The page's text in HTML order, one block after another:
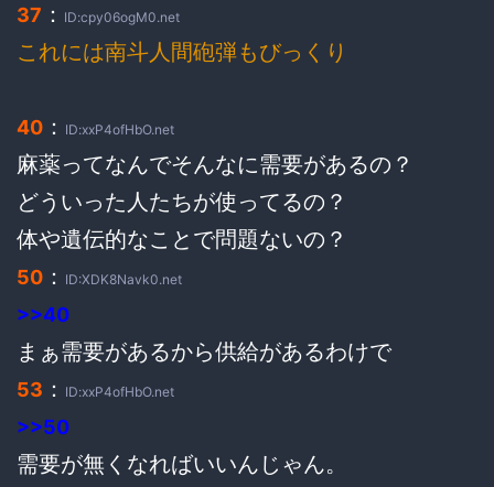
37 ： ID:cpy06ogM0.net
これには南斗人間砲弾もびっくり
40 ： ID:xxP4ofHbO.net
麻薬ってなんでそんなに需要があるの？
どういった人たちが使ってるの？
体や遺伝的なことで問題ないの？
50 ： ID:XDK8Navk0.net
>>40
まぁ需要があるから供給があるわけで
53 ： ID:xxP4ofHbO.net
>>50
需要が無くなればいいんじゃん。